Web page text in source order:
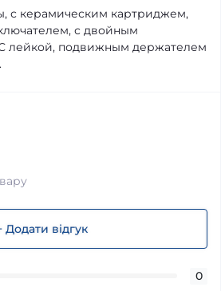
с керамическим картриджем,
с двойным
лейкой, подвижным держателем
Додати відгук
0